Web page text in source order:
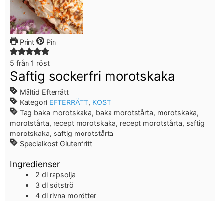
Print Pin
5 från 1 röst
Saftig sockerfri morotskaka
Måltid Efterrätt
Kategori EFTERRÄTT, KOST
Tag baka morotskaka, baka morotstårta, morotskaka,
morotstårta, recept morotskaka, recept morotstårta, saftig
morotskaka, saftig morotstårta
Specialkost Glutenfritt
Ingredienser
2 dl rapsolja
3 dl sötströ
4 dl rivna morötter